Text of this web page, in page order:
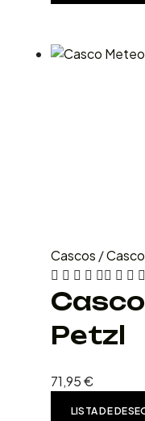
Cascos /
Petzl
71,95€
LISTA DE